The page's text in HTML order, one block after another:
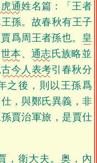
通姓名篇：「王者
孫。故春秋有王子
爲周王者孫也。 皇
世本、 通志氏族略並
古今人表考引春秋分
之後，則以王孫爲
，與鄭氏異義，非
賈治軍旅，是賈仕
，衛大夫。奥，內